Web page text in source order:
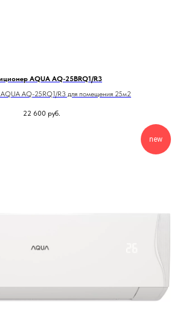
AQUA AQ-25BRQ1/R3
AQ-25RQ1/R3 для помещения 25м2
22 600 руб.
new